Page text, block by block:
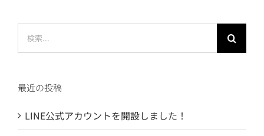
最近の投稿
LINE公式アカウントを開設しました！